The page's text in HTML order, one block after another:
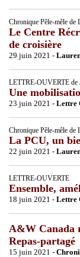
Chronique Pêle-mêle de
Le Centre
de croisière
29 juin 2021 -
LETTRE-OUVERTE de
Une
23 juin 2021 - Lettre
Chronique Pêle-mêle de
La PCU, un
22 juin 2021 -
LETTRE-OUVERTE
Ensemble,
18 juin 2021 - Lettre
A&W Canada
Repas-partagé
15 juin 2021 -